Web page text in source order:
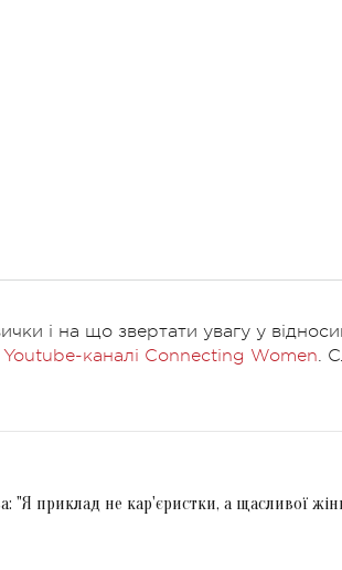
і на що звертати увагу у
Youtube-каналі Connecting Women.
"Я приклад не кар'єристки, а щасливої